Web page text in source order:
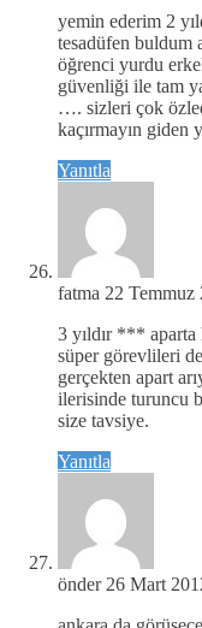
yemin ederim 2
tesadüfen buldum
öğrenci yurdu
güvenliği ile tam
…. sizleri çok
kaçırmayın giden
Yanıtla
fatma 22 Temmuz
3 yıldır ***
süper görevlileri
gerçekten apart
ilerisinde turuncu
size tavsiye.
Yanıtla
önder 26 Mart